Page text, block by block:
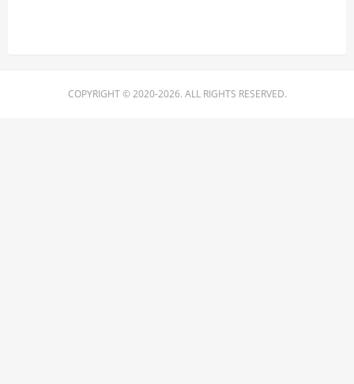
COPYRIGHT © 2020-2026. ALL RIGHTS RESERVED.